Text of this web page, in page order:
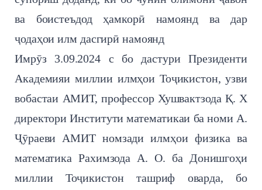
ва боистеъдод ҳамкорӣ намоянд ва дар
ҷодаҳои илм дасгирӣ намоянд
Имрӯз 3.09.2024 с бо дастури Президенти
Академияи миллии илмҳои Тоҷикистон, узви
вобастаи АМИТ, профессор Хушвактзода Қ. Х
директори Институти математикаи ба номи А.
Ҷӯраеви АМИТ номзади илмҳои физика ва
математика Рахимзода А. О. ба Донишгоҳи
миллии Тоҷикистон ташриф оварда, бо